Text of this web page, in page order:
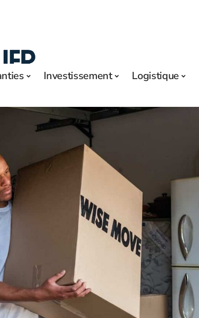
Investissement Logistique